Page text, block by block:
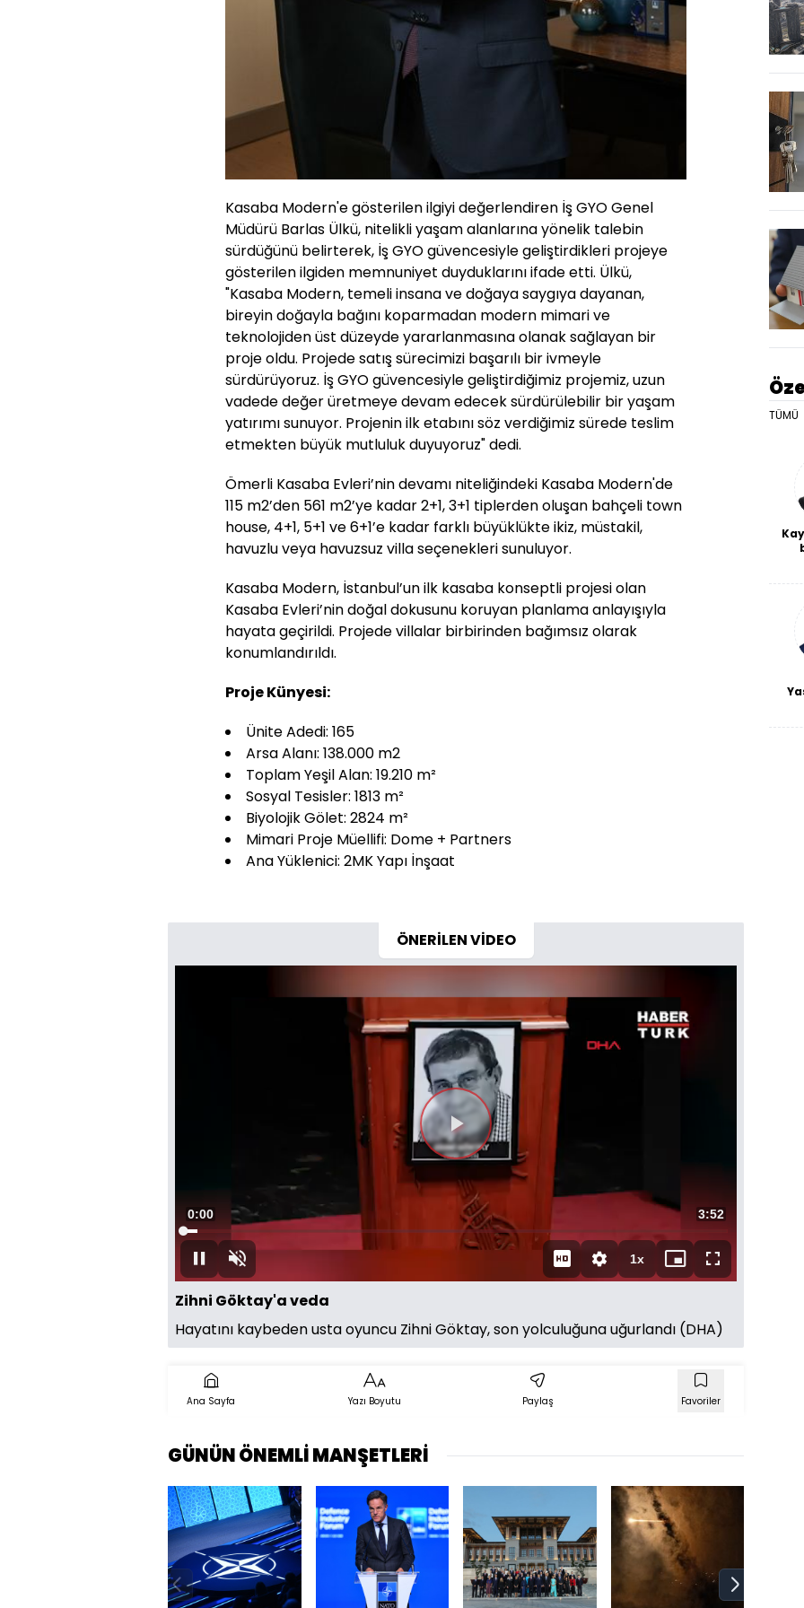
Kasaba Modern'e gösterilen ilgiyi değerlendiren İş GYO Genel
Müdürü Barlas Ülkü, nitelikli yaşam alanlarına yönelik talebin
sürdüğünü belirterek, İş GYO güvencesiyle geliştirdikleri projeye
gösterilen ilgiden memnuniyet duyduklarını ifade etti. Ülkü,
"Kasaba Modern, temeli insana ve doğaya saygıya dayanan,
bireyin doğayla bağını koparmadan modern mimari ve
teknolojiden üst düzeyde yararlanmasına olanak sağlayan bir
proje oldu. Projede satış sürecimizi başarılı bir ivmeyle
sürdürüyoruz. İş GYO güvencesiyle geliştirdiğimiz projemiz, uzun
vadede değer üretmeye devam edecek sürdürülebilir bir yaşam
yatırımı sunuyor. Projenin ilk etabını söz verdiğimiz sürede teslim
etmekten büyük mutluluk duyuyoruz" dedi.
Ömerli Kasaba Evleri’nin devamı niteliğindeki Kasaba Modern'de
115 m2’den 561 m2’ye kadar 2+1, 3+1 tiplerden oluşan bahçeli town
house, 4+1, 5+1 ve 6+1’e kadar farklı büyüklükte ikiz, müstakil,
havuzlu veya havuzsuz villa seçenekleri sunuluyor.
Kasaba Modern, İstanbul’un ilk kasaba konseptli projesi olan
Kasaba Evleri’nin doğal dokusunu koruyan planlama anlayışıyla
hayata geçirildi. Projede villalar birbirinden bağımsız olarak
konumlandırıldı.
Proje Künyesi:
Ünite Adedi: 165
Arsa Alanı: 138.000 m2
Toplam Yeşil Alan: 19.210 m²
Sosyal Tesisler: 1813 m²
Biyolojik Gölet: 2824 m²
Mimari Proje Müellifi: Dome + Partners
Ana Yüklenici: 2MK Yapı İnşaat
ÖNERİLEN VİDEO
Videoyu
Oynat
Oynat Sesi
Aç
Süre
0:00 Toplam
Süre
3:52
Yüklendi:
2.46%
1xOynatma
Hızı
Mini
oynatıcı
Tam
Ekran
Zihni Göktay'a veda
Hayatını kaybeden usta oyuncu Zihni Göktay, son yolculuğuna uğurlandı (DHA)
Ana Sayfa Yazı Boyutu Paylaş Favoriler
GÜNÜN ÖNEMLİ MANŞETLERİ
TÜMÜ